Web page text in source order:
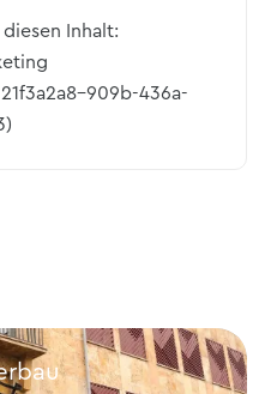
Inhalt:
909b-436a-